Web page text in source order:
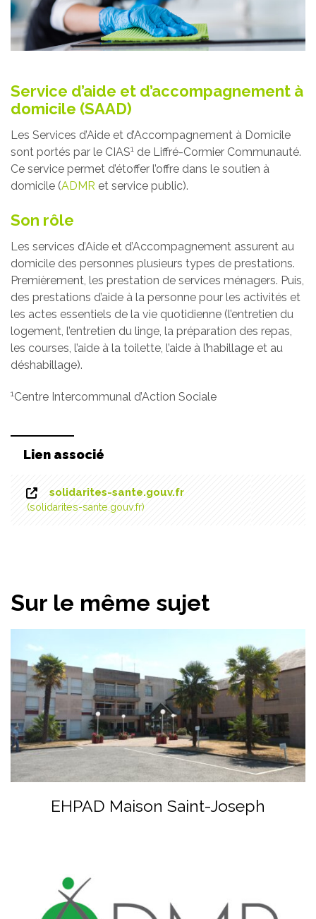
Service d’aide et d’accompagnement à
domicile (SAAD)
Les Services d’Aide et d’Accompagnement à Domicile
sont portés par le CIAS1 de Liffré-Cormier Communauté.
Ce service permet d’étoffer l’offre dans le soutien à
domicile (ADMR et service public).
Son rôle
Les services d’Aide et d’Accompagnement assurent au
domicile des personnes plusieurs types de prestations.
Premièrement, les prestation de services ménagers. Puis,
des prestations d’aide à la personne pour les activités et
les actes essentiels de la vie quotidienne (l’entretien du
logement, l’entretien du linge, la préparation des repas,
les courses, l’aide à la toilette, l’aide à l’habillage et au
déshabillage).
1Centre Intercommunal d’Action Sociale
Lien associé
solidarites-sante.gouv.fr
solidarites-sante.gouv.fr
Sur le même sujet
EHPAD Maison Saint-Joseph